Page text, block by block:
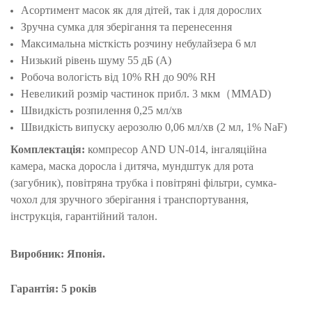
Асортимент масок як для дітей, так і для дорослих
Зручна сумка для зберігання та перенесення
Максимальна місткість розчину небулайзера 6 мл
Низький рівень шуму 55 дБ (A)
Робоча вологість від 10% RH до 90% RH
Невеликий розмір частинок прибл. 3 мкм（MMAD)
Швидкість розпилення 0,25 мл/хв
Швидкість випуску аерозолю 0,06 мл/хв (2 мл, 1% NaF)
Комплектація: компресор AND UN-014, інгаляційна
камера, маска доросла і дитяча, мундштук для рота
(загубник), повітряна трубка і повітряні фільтри, сумка-
чохол для зручного зберігання і транспортування,
інструкція, гарантійний талон.
Виробник: Японія.
Гарантія: 5 років